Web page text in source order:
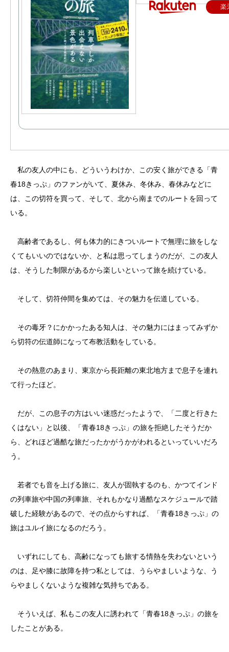
楽
私の友人の中にも、どういうわけか、この安く旅ができる「青
春18きっぷ」のファンがいて、夏休み、冬休み、春休みなどに
は、この切符を買って、そして、北から南までのルートを回って
いる。
高齢者であるし、何も体力的にきついルートで無理に旅をしな
くてもいいのではないか、と私は思ってしまうのだが、この友人
は、そうした制限があるから楽しいといって旅を続けている。
そして、切符仲間を集めては、その魅力を伝道している。
その毒牙？にかかったある知人は、その魅力にはまってみずか
ら切符の伝道師になって布教活動をしている。
その熱意のあまり、東京から長距離の東北地方まで息子を連れ
て行ったほど。
だが、この息子の方はいい迷惑だったようで、「二度と行きた
くはない」と以後、「青春18きっぷ」の旅を拒絶したそうだか
ら、どれほど過酷な旅だったかがうかがわれるといっていいだろ
う。
若者でも音を上げる旅に、友人が固執するのも、かつてインド
の列車旅や中国の列車旅、それもかなり過酷なスケジュールで踏
破した経験があるので、その点からすれば、「青春18きっぷ」の
旅はユルイ旅になるのだろう。
いずれにしても、高齢になっても旅する情熱を失わないという
のは、足や膝に故障を持つ私としては、うらやましいような、う
らやましくないような複雑な気持ちである。
そういえば、私もこの友人に誘われて「青春18きっぷ」の旅を
したことがある。